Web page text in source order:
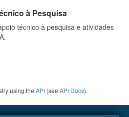
à Pesquisa
técnico à pesquisa e atividades
using the API (see API Docs).